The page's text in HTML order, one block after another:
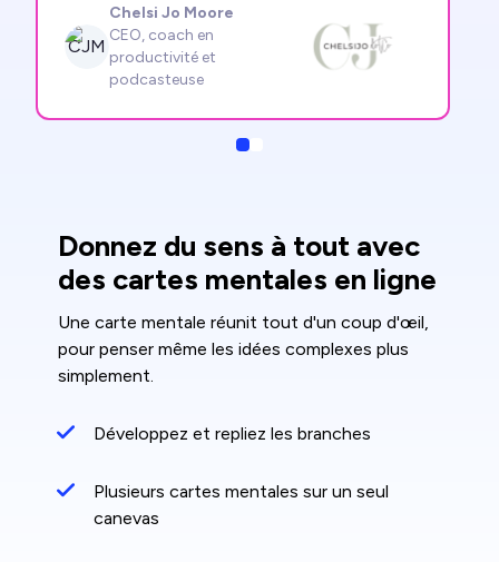
CJM
Chelsi Jo Moore
CEO, coach en
productivité et
podcasteuse
Slide
Donnez du sens à tout avec
des cartes mentales en ligne
Une carte mentale réunit tout d'un coup d'œil,
pour penser même les idées complexes plus
simplement.
Développez et repliez les branches
Plusieurs cartes mentales sur un seul
canevas